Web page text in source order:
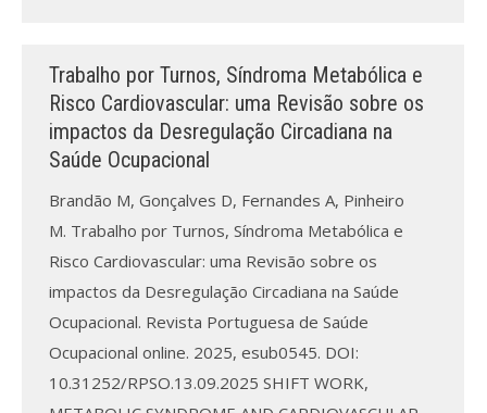
Trabalho por Turnos, Síndroma Metabólica e
Risco Cardiovascular: uma Revisão sobre os
impactos da Desregulação Circadiana na
Saúde Ocupacional
Brandão M, Gonçalves D, Fernandes A, Pinheiro
M. Trabalho por Turnos, Síndroma Metabólica e
Risco Cardiovascular: uma Revisão sobre os
impactos da Desregulação Circadiana na Saúde
Ocupacional. Revista Portuguesa de Saúde
Ocupacional online. 2025, esub0545. DOI:
10.31252/RPSO.13.09.2025 SHIFT WORK,